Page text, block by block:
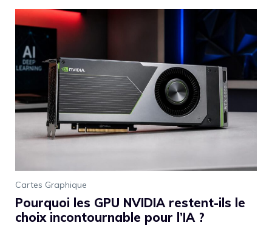
Cartes Graphique
Pourquoi les GPU NVIDIA restent-ils le
choix incontournable pour l’IA ?